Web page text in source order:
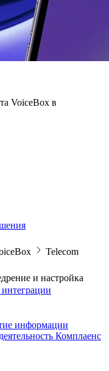
VoiceBox в
Telecom
и настройка
информации
Комплаенс